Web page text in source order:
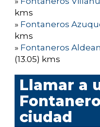
kms
» Fontaneros
kms
» Fontaneros
(13.05) kms
Llamar a
ciudad